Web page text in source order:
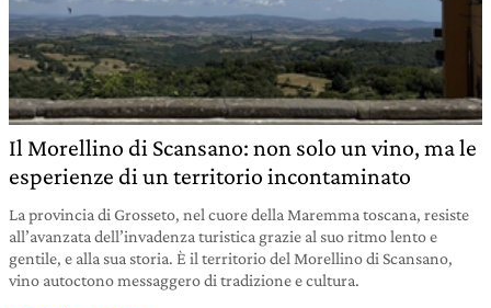
Il Morellino di Scansano: non solo un vino, ma le
esperienze di un territorio incontaminato
La provincia di Grosseto, nel cuore della Maremma toscana, resiste
all’avanzata dell’invadenza turistica grazie al suo ritmo lento e
gentile, e alla sua storia. È il territorio del Morellino di Scansano,
vino autoctono messaggero di tradizione e cultura.